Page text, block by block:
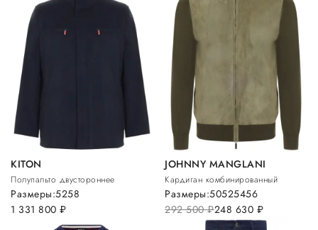
KITON
Полупальто двустороннее
1 331 800 руб.
Размеры:5258
JOHNNY MANGLANI
Кардиган комбинированный
292 500руб.248 630 руб.
Размеры:50525456